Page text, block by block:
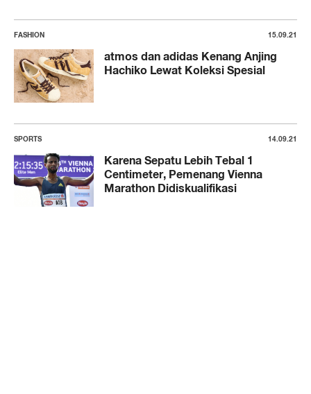
FASHION 15.09.21
atmos dan adidas Kenang Anjing
Hachiko Lewat Koleksi Spesial
SPORTS 14.09.21
Karena Sepatu Lebih Tebal 1
Centimeter, Pemenang Vienna
Marathon Didiskualifikasi